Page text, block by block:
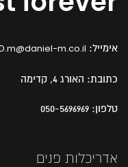
אימייל: m.co.il
כתובת: האורג 4, קדימה
טלפון: 050-5696969
אדריכלות פנים